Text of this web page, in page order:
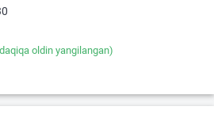
oldin yangilangan)